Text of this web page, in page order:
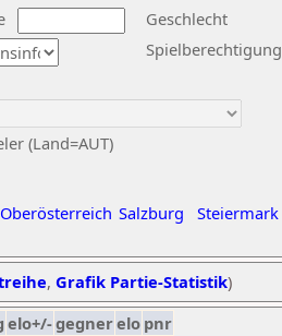
Geschlecht
(Land=AUT)
Spielberechtigung
Oberösterreich Salzburg Steiermark
, Grafik Partie-Statistik)
elo+/-gegnerelo pnr